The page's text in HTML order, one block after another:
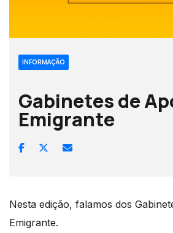
INFORMAÇÃO
Gabinetes de
Emigrante
Nesta edição, falamos dos
Emigrante.